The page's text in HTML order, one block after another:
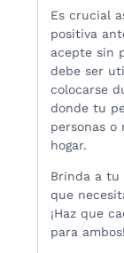
Es crucial
positiva
acepte sin
debe ser
colocarse
donde tu
personas o
hogar.
Brinda a tu
que
¡Haz que
para ambos!